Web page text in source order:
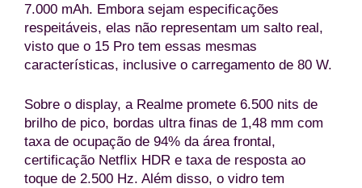
7.000 mAh. Embora sejam especificações
respeitáveis, elas não representam um salto real,
visto que o 15 Pro tem essas mesmas
características, inclusive o carregamento de 80 W.
Sobre o display, a Realme promete 6.500 nits de
brilho de pico, bordas ultra finas de 1,48 mm com
taxa de ocupação de 94% da área frontal,
certificação Netflix HDR e taxa de resposta ao
toque de 2.500 Hz. Além disso, o vidro tem